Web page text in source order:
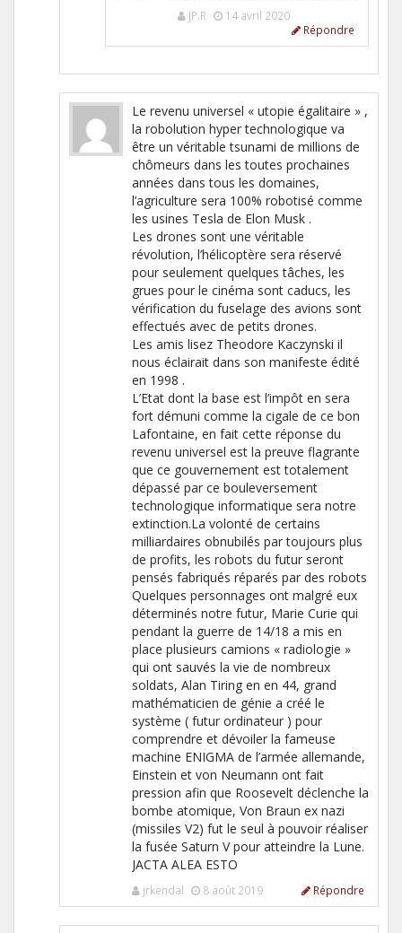
JP.R
14 avril 2020
Répondre
Le revenu universel « utopie égalitaire » ,
la robolution hyper technologique va
être un véritable tsunami de millions de
chômeurs dans les toutes prochaines
années dans tous les domaines,
l’agriculture sera 100% robotisé comme
les usines Tesla de Elon Musk .
Les drones sont une véritable
révolution, l’hélicoptère sera réservé
pour seulement quelques tâches, les
grues pour le cinéma sont caducs, les
vérification du fuselage des avions sont
effectués avec de petits drones.
Les amis lisez Theodore Kaczynski il
nous éclairait dans son manifeste édité
en 1998 .
L’Etat dont la base est l’impôt en sera
fort démuni comme la cigale de ce bon
Lafontaine, en fait cette réponse du
revenu universel est la preuve flagrante
que ce gouvernement est totalement
dépassé par ce bouleversement
technologique informatique sera notre
extinction.La volonté de certains
milliardaires obnubilés par toujours plus
de profits, les robots du futur seront
pensés fabriqués réparés par des robots
Quelques personnages ont malgré eux
déterminés notre futur, Marie Curie qui
pendant la guerre de 14/18 a mis en
place plusieurs camions « radiologie »
qui ont sauvés la vie de nombreux
soldats, Alan Tiring en en 44, grand
mathématicien de génie a créé le
système ( futur ordinateur ) pour
comprendre et dévoiler la fameuse
machine ENIGMA de l’armée allemande,
Einstein et von Neumann ont fait
pression afin que Roosevelt déclenche la
bombe atomique, Von Braun ex nazi
(missiles V2) fut le seul à pouvoir réaliser
la fusée Saturn V pour atteindre la Lune.
JACTA ALEA ESTO
jrkendal 8 août 2019 Répondre